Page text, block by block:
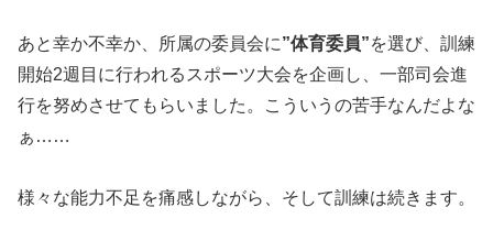
あと幸か不幸か、所属の委員会に”体育委員”を選び、訓練
開始2週目に行われるスポーツ大会を企画し、一部司会進
行を努めさせてもらいました。こういうの苦手なんだよな
ぁ……
様々な能力不足を痛感しながら、そして訓練は続きます。